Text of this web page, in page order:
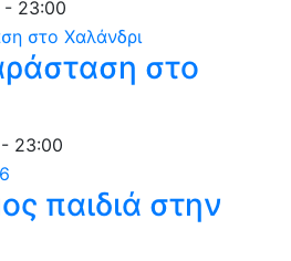
- 23:00
στο
- 23:00
παιδιά στην